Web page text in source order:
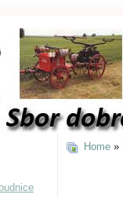
Home »